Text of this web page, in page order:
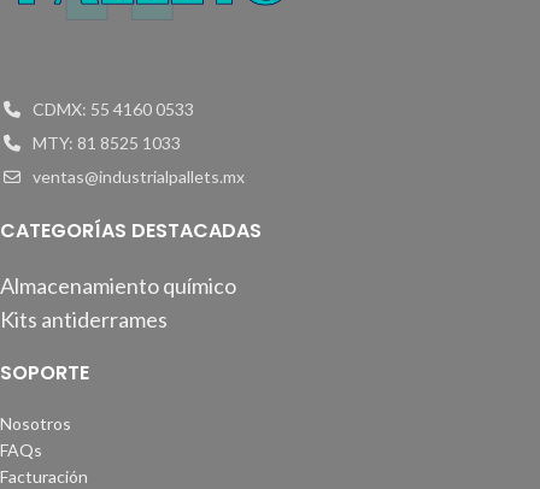
CDMX: 55 4160 0533
MTY: 81 8525 1033
ventas@industrialpallets.mx
CATEGORÍAS DESTACADAS
Almacenamiento químico
Kits antiderrames
SOPORTE
Nosotros
FAQs
Facturación